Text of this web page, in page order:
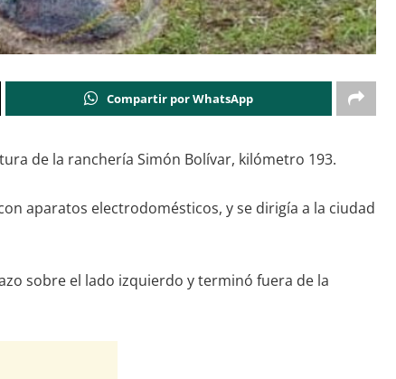
Compartir por WhatsApp
de la ranchería Simón Bolívar, kilómetro 193.
aparatos electrodomésticos, y se dirigía a la ciudad
sobre el lado izquierdo y terminó fuera de la